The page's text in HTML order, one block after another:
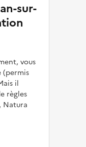
sur-
vous
(permis
il
règles
Natura